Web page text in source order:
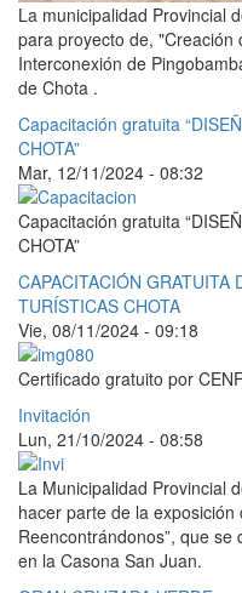
La municipalidad Provincial
para proyecto de, "Creación
Interconexión de
de Chota .
Capacitación gratuita
CHOTA”
Mar, 12/11/2024 - 08:32
Capacitación gratuita
CHOTA”
CAPACITACIÓN GRATUITA
TURÍSTICAS CHOTA
Vie, 08/11/2024 - 09:18
Certificado gratuito por
Invitación
Lun, 21/10/2024 - 08:58
La Municipalidad Provincial
hacer parte de la
Reencontrándonos”, que
en la Casona San Juan.